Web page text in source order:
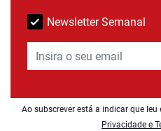
Newsletter Semanal
Ao subscrever está a indicar que leu
Privacidade e